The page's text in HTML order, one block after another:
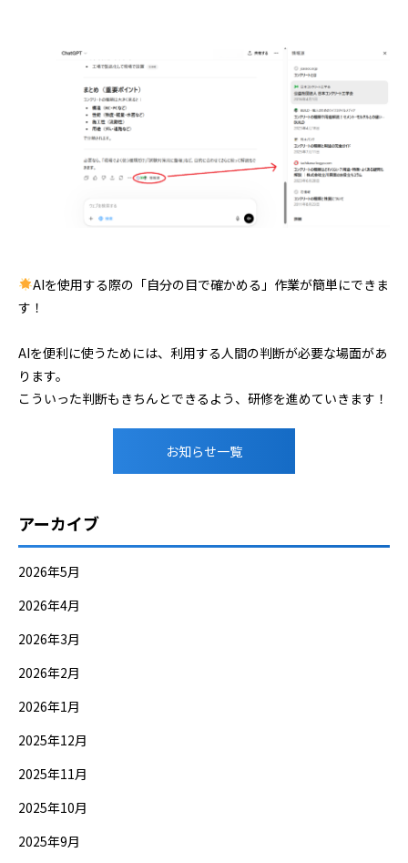
アーカイブ
2026年5月
2026年4月
2026年3月
2026年2月
2026年1月
2025年12月
2025年11月
2025年10月
2025年9月
AIを使用する際の「自分の目で確かめる」作業が簡単にできま
す！
AIを便利に使うためには、利用する人間の判断が必要な場面があ
ります。
こういった判断もきちんとできるよう、研修を進めていきます！
お知らせ一覧